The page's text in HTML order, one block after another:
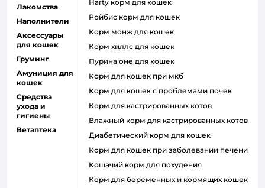
Лакомства
Наполнители
Аксессуары
для кошек
Груминг
Амуниция для
кошек
Средства
ухода и
гигиены
Ветаптека
harty корм для кошек
ройбис корм для кошек
корм монж для кошек
корм хиллс для кошек
пурина оне для кошек
корм для кошек при мкб
корм для кошек с проблемами почек
Корм для кастрированных котов
влажный корм для кастрированных котов
диабетический корм для кошек
корм для кошек при заболевании печени
кошачий корм для похудения
корм для беременных и кормящих кошек